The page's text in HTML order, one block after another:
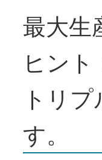
最大生
ヒン
トリ
す。